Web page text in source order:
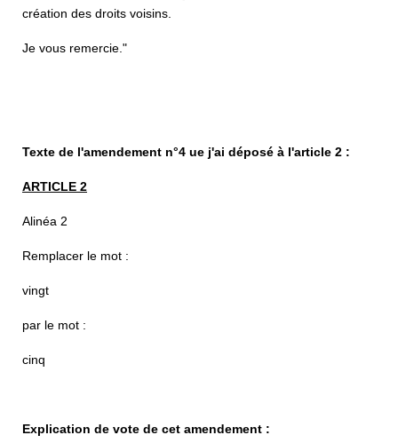
création des droits voisins.
Je vous remercie."
Texte de l'amendement n°4 ue j'ai déposé à l'article 2 :
ARTICLE 2
Alinéa 2
Remplacer le mot :
vingt
par le mot :
cinq
Explication de vote de cet amendement :